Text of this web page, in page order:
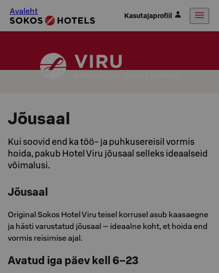
Avaleht Kasutajaprofiil
Jõusaal
Kui soovid end ka töö- ja puhkusereisil vormis
hoida, pakub Hotel Viru jõusaal selleks ideaalseid
võimalusi.
Jõusaal
Original Sokos Hotel Viru teisel korrusel asub kaasaegne
ja hästi varustatud jõusaal — ideaalne koht, et hoida end
vormis reisimise ajal.
Avatud iga päev kell 6–23